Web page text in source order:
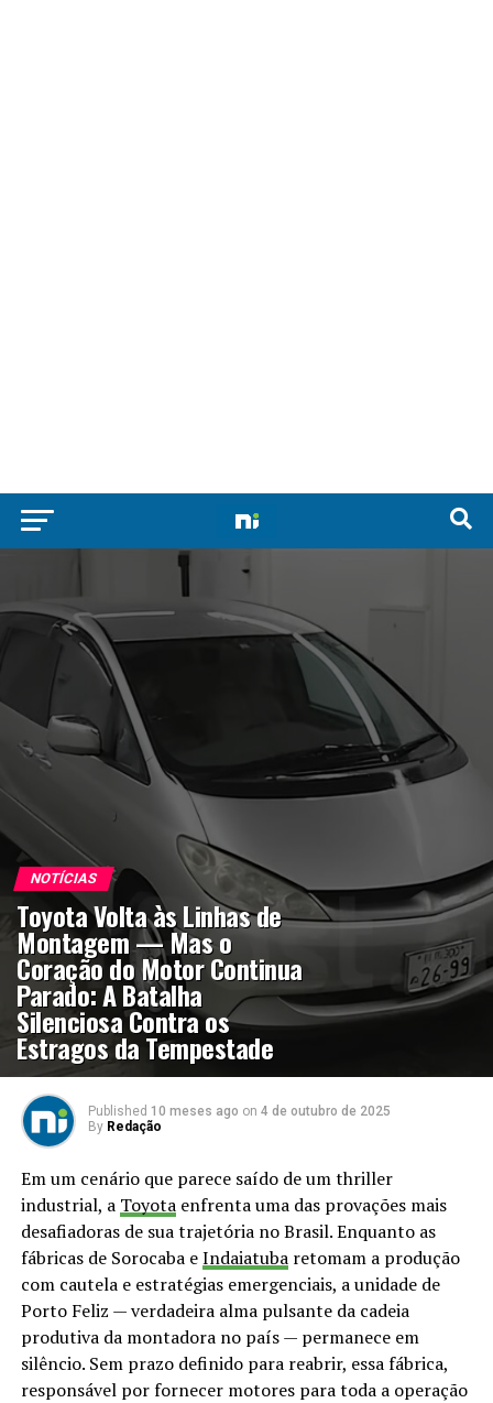
NOTÍCIAS
Toyota Volta às Linhas de
Montagem — Mas o
Coração do Motor Continua
Parado: A Batalha
Silenciosa Contra os
Estragos da Tempestade
Published 10 meses ago on 4 de outubro de 2025
By Redação
Em um cenário que parece saído de um thriller
industrial, a Toyotaenfrenta uma das provações mais
desafiadoras de sua trajetória no Brasil. Enquanto as
fábricas de Sorocaba eIndaiatubaretomam a produção
com cautela e estratégias emergenciais, a unidade de
Porto Feliz — verdadeira alma pulsante da cadeia
produtiva da montadora no país — permanece em
silêncio. Sem prazo definido para reabrir, essa fábrica,
responsável por fornecer motores para toda a operação